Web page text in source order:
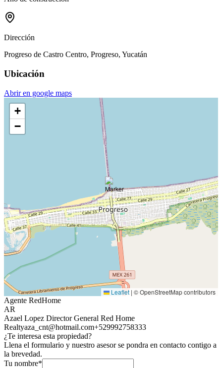
Dirección
Progreso de Castro Centro, Progreso, Yucatán
Ubicación
Abrir en google maps
+
−
Leaflet | © OpenStreetMap contributors
Agente RedHome
AR
Azael Lopez Director General Red Home
Realtyaza_cnt@hotmail.com+529992758333
¿Te interesa esta propiedad?
Llena el formulario y nuestro asesor se pondra en contacto contigo a
la brevedad.
Tu nombre*